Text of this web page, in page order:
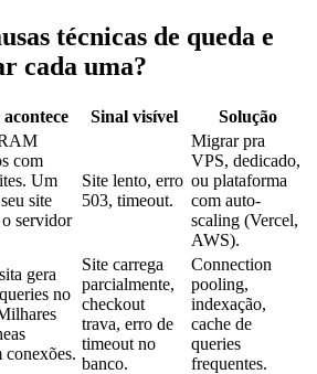
técnicas de queda e
cada uma?
Sinal visível Solução
com
Um
site
servidor
Site lento, erro
503, timeout.
Migrar pra
VPS, dedicado,
ou plataforma
com auto-
scaling (Vercel,
AWS).
gera
no
conexões.
Site carrega
parcialmente,
checkout
trava, erro de
timeout no
banco.
Connection
pooling,
indexação,
cache de
queries
frequentes.